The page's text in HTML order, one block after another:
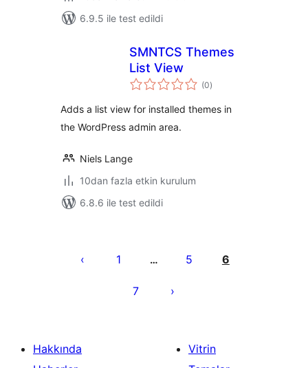
6.9.5 ile test edildi
SMNTCS Themes
List View
(0toplam
puan
)
Adds a list view for installed themes in
the WordPress admin area.
Niels Lange
10dan fazla etkin kurulum
6.8.6 ile test edildi
sayfalaması
1 … 5 6
7
Hakkında
Vitrin